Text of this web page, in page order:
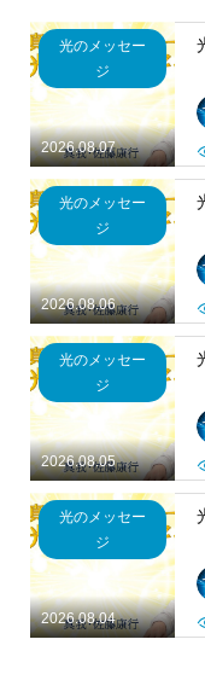
2026.08.07
光のメッセー
ジ
2026.08.06
光のメッセー
ジ
2026.08.05
光のメッセー
ジ
2026.08.04
光のメッセー
ジ